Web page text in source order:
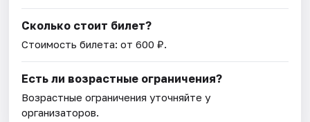
Сколько стоит билет?
Стоимость билета: от 600 ₽.
Есть ли возрастные ограничения?
Возрастные ограничения уточняйте у
организаторов.